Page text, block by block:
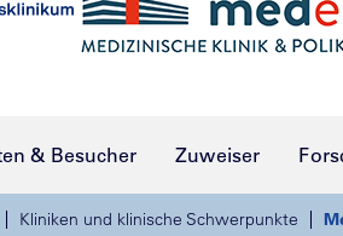
& Besucher Zuweiser
Kliniken und klinische Schwerpunkte